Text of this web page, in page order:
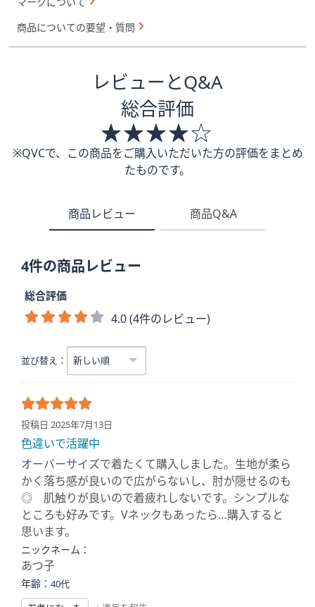
商品についての要望・質問
レビューとQ&A
総合評価
※QVCで、この商品をご購入いただいた方の評価をまとめ
たものです。
商品レビュー 商品Q&A
4件の商品レビュー
総合評価
4.0 (4件のレビュー)
並び替え：
投稿日 2025年7月13日
色違いで活躍中
オーバーサイズで着たくて購入しました。生地が柔ら
かく落ち感が良いので広がらないし、肘が隠せるのも
◎ 肌触りが良いので着疲れしないです。シンプルな
ところも好みです。Vネックもあったら…購入すると
思います。
ニックネーム：
あつ子
年齢： 40代